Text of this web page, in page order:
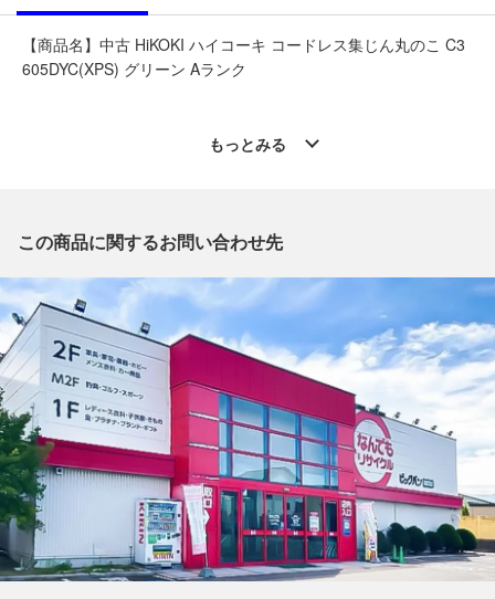
【商品名】中古 HiKOKI ハイコーキ コードレス集じん丸のこ C3
605DYC(XPS) グリーン Aランク
※「なんでもリサイクルビッグバン 公式オンラインストアの出
電話番号：0138-35-3196
【店舗内商品コード】1022000223240
【メーカー】HiKOKI/ハイコーキ
【型番】C3605DYC(XPS)
【カラー】グリーン
【付属品】純正ケース,取扱説明書,充電器,バッテリー
【ランク】Aランク
少々の使用感はあるが状態の良い中古品
【動作確認】動作確認を行っております
【規格・仕様】
もっとみる
この商品に関するお問い合わせ先